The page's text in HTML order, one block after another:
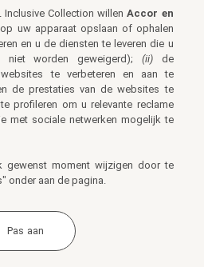
Inclusive Collection willenAccor en
uw apparaat opslaan of ophalen
en u de diensten te leveren die u
niet worden geweigerd); (ii)de
te verbeteren en aan te
de prestaties van de websites te
profileren om u relevante reclame
met sociale netwerken mogelijk te
moment wijzigen door te
onder aan de pagina.
Pas aan